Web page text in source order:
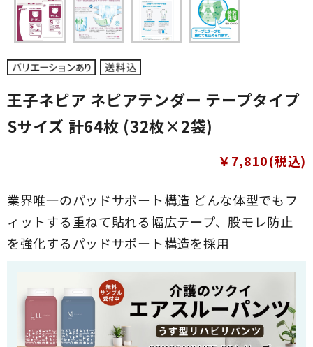
王子ネピア ネピアテンダー テープタイプ
Sサイズ 計64枚 (32枚×2袋)
業界唯一のパッドサポート構造 どんな体型でもフ
ィットする重ねて貼れる幅広テープ、股モレ防止
を強化するパッドサポート構造を採用
￥7,810(税込)